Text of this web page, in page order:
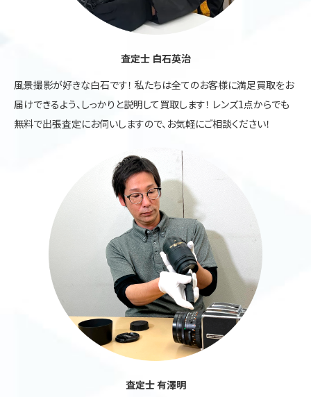
査定士 白石英治
風景撮影が好きな白石です！ 私たちは全てのお客様に満足買取をお
届けできるよう、しっかりと説明して買取します！ レンズ1点からでも
無料で出張査定にお伺いしますので、お気軽にご相談ください！
査定士 有澤明